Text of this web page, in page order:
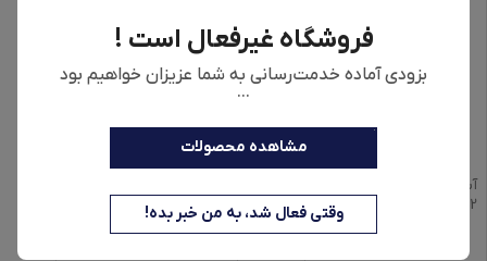
فروشگاه غیرفعال است !
بزودی آماده خدمت‌رسانی به شما عزیزان خواهیم بود
...
مشاهده محصولات
وقتی فعال شد، به من خبر بده!
S642
916-UF